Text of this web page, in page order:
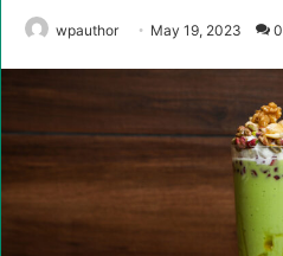
wpauthor May 19, 2023 0